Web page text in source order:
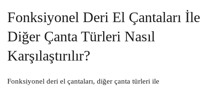
Fonksiyonel Deri El Çantaları İle
Diğer Çanta Türleri Nasıl
Karşılaştırılır?
Fonksiyonel deri el çantaları, diğer çanta türleri ile